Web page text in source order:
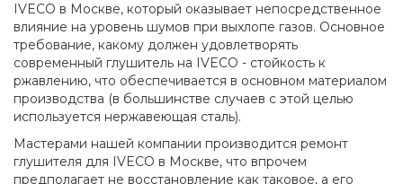
IVECO в Москве, который оказывает непосредственное
влияние на уровень шумов при выхлопе газов. Основное
требование, какому должен удовлетворять
современный глушитель на IVECO - стойкость к
ржавлению, что обеспечивается в основном материалом
производства (в большинстве случаев с этой целью
используется нержавеющая сталь).
Мастерами нашей компании производится ремонт
глушителя для IVECO в Москве, что впрочем
предполагает не восстановление как таковое, а его